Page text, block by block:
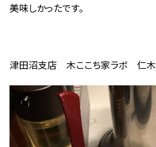
美味しかったです。
津田沼支店 木ここち家ラボ 仁木